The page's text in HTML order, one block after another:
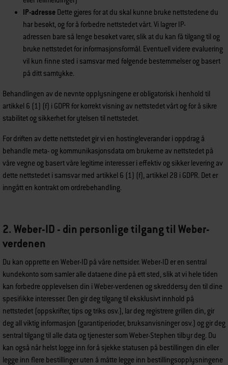
IP-adresse Dette gjøres for at du skal kunne bruke nettstedene du
har besøkt, og for å forbedre nettstedet vårt. Vi lagrer IP-
adressen bare så lenge besøket varer, slik at du kan få tilgang til og
bruke nettstedet for informasjonsformål. Eventuell videre evaluering
vil kun finne sted i samsvar med følgende bestemmelser og basert
på ditt samtykke.
Behandlingen av de nevnte opplysningene er obligatorisk i henhold til
artikkel 6 (1) (f) i GDPR for korrekt visning av nettstedet vårt og for å sikre
stabilitet og sikkerhet for ytelsen til nettstedet.
For driften av dette nettstedet gir vi en hostingleverandør i oppdrag å
behandle meta- og kommunikasjonsdata om brukerne av nettstedet på
våre vegne og basert våre legitime interesser i effektiv og sikker levering av
dette nettstedet i samsvar med artikkel 6 (1) (f), artikkel 28 i GDPR. Det er
inngått en kontrakt om ordrebehandling.
2. Weber-ID - din personlige tilgang til Weber-
verdenen
Du kan opprette en Weber-ID på våre nettsider. Weber-ID er en sentral
kundekonto som samler alle dataene dine på ett sted, slik at vi hele tiden
kan forbedre opplevelsen din i Weber-verdenen og skreddersy den til dine
spesifikke interesser. Den gir deg tilgang til eksklusivt innhold på
nettstedet (oppskrifter, tips og triks osv.), lar deg registrere grillen din, gir
deg all viktig informasjon (garantiperioder, bruksanvisninger osv.) og gir deg
sentral tilgang til alle data og tjenester som Weber-Stephen tilbyr deg. Du
kan også når helst logge inn for å sjekke statusen på bestillingen din eller
legge inn flere bestillinger uten å måtte legge inn bestillingsopplysningene